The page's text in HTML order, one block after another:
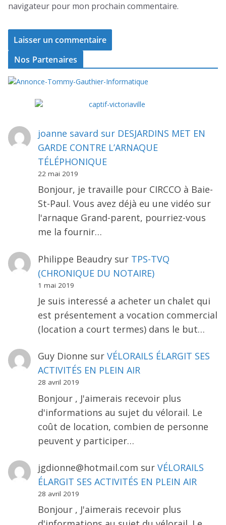
navigateur pour mon prochain commentaire.
Nos Partenaires
joanne savard sur DESJARDINS MET EN
GARDE CONTRE L’ARNAQUE
TÉLÉPHONIQUE
22 mai 2019
Bonjour, je travaille pour CIRCCO à Baie-
St-Paul. Vous avez déjà eu une vidéo sur
l'arnaque Grand-parent, pourriez-vous
me la fournir…
Philippe Beaudrysur TPS-TVQ
(CHRONIQUE DU NOTAIRE)
1 mai 2019
Je suis interessé a acheter un chalet qui
est présentement a vocation commercial
(location a court termes) dans le but…
Guy Dionne sur VÉLORAILS ÉLARGIT SES
ACTIVITÉS EN PLEIN AIR
28 avril 2019
Bonjour , J'aimerais recevoir plus
d'informations au sujet du vélorail. Le
coût de location, combien de personne
peuvent y participer…
jgdionne@hotmail.com sur VÉLORAILS
ÉLARGIT SES ACTIVITÉS EN PLEIN AIR
28 avril 2019
Bonjour , J'aimerais recevoir plus